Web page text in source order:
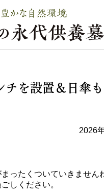
チを設置＆日傘
2026
ったくついていきません
しください。